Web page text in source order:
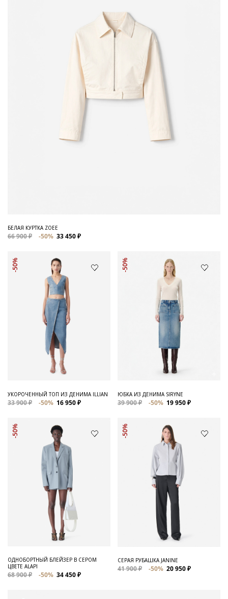
БЕЛАЯ КУРТКА ZOEE
66 900 ₽ -50% 33 450 ₽
-50%
УКОРОЧЕННЫЙ ТОП ИЗ ДЕНИМА ILLIAN
33 900 ₽ -50% 16 950 ₽
-50%
ЮБКА ИЗ ДЕНИМА SIRYNE
39 900 ₽ -50% 19 950 ₽
-50%
ОДНОБОРТНЫЙ БЛЕЙЗЕР В СЕРОМ
ЦВЕТЕ ALAPI
68 900 ₽ -50% 34 450 ₽
-50%
СЕРАЯ РУБАШКА JANINE
41 900 ₽ -50% 20 950 ₽